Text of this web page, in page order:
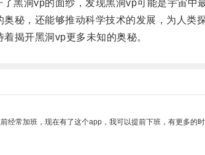
洞vp的面纱，发现黑洞vp可能是宇宙中最
，还能够推动科学技术的发展，为人类探
揭开黑洞vp更多未知的奥秘。
常加班，现在有了这个app，我可以提前下班，有更多的时